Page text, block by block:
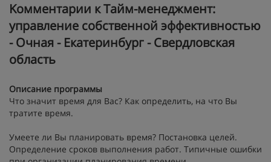
Kомментарии к Тайм-менеджмент:
управление собственной эффективностью
- Очная - Екатеринбург - Свердловская
область
Описание программы
Что значит время для Вас? Как определить, на что Вы
тратите время.
Умеете ли Вы планировать время? Постановка целей.
Определение сроков выполнения работ. Типичные ошибки